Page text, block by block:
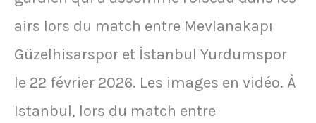
février
1982.
Bilan
:
airs lors du match entre Mevlanakapı
Güzelhisarspor et İstanbul Yurdumspor
le 22 février 2026. Les images en vidéo. À
Istanbul, lors du match entre